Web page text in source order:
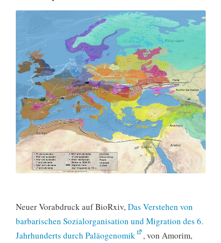
Neuer Vorabdruck auf BioRxiv,Das Verstehen von
barbarischen Sozialorganisation und Migration des 6.
Jahrhunderts durch Paläogenomik
, von Amorim,